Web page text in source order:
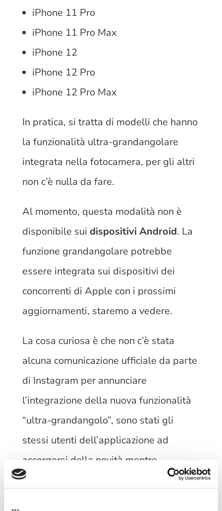
---
iPhone 11 Pro
iPhone 11 Pro Max
iPhone 12
iPhone 12 Pro
iPhone 12 Pro Max
In pratica, si tratta di modelli che hanno
la funzionalità ultra-grandangolare
integrata nella fotocamera, per gli altri
non c’è nulla da fare.
Al momento, questa modalità non è
disponibile sui dispositivi Android. La
funzione grandangolare potrebbe
essere integrata sui dispositivi dei
concorrenti di Apple con i prossimi
aggiornamenti, staremo a vedere.
La cosa curiosa è che non c’è stata
alcuna comunicazione ufficiale da parte
di Instagram per annunciare
l’integrazione della nuova funzionalità
“ultra-grandangolo”, sono stati gli
stessi utenti dell’applicazione ad
accorgersi della novità mentre
realizzavano normalmente le loro